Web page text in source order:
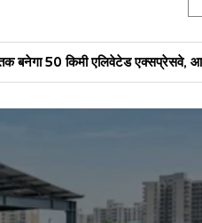
सौगात, 2970 करोड़ में L&T बनाएगी